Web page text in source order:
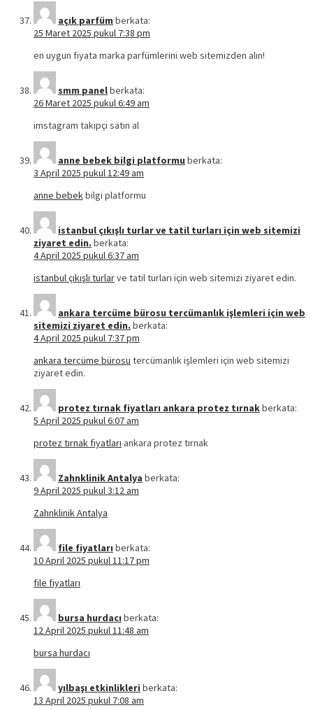
açık parfüm berkata:
25 Maret 2025 pukul 7:38 pm
en uygun fiyata marka parfümlerini web sitemizden alın!
smm panelberkata:
26 Maret 2025 pukul 6:49 am
imstagram takipçi satın al
anne bebek bilgi platformu berkata:
3 April 2025 pukul 12:49 am
anne bebekbilgi platformu
istanbul çıkışlı turlar ve tatil turları için web sitemizi
ziyaret edin. berkata:
4 April 2025 pukul 6:37 am
istanbul çıkışlı turlarve tatil turları için web sitemizi ziyaret edin.
ankara tercüme bürosu tercümanlık işlemleri için web
sitemizi ziyaret edin. berkata:
4 April 2025 pukul 7:37 pm
ankara tercüme bürosu tercümanlık işlemleri için web sitemizi
ziyaret edin.
protez tırnak fiyatları ankara protez tırnakberkata:
5 April 2025 pukul 6:07 am
protez tırnak fiyatları ankara protez tırnak
Zahnklinik Antalya berkata:
9 April 2025 pukul 3:12 am
Zahnklinik Antalya
file fiyatları berkata:
10 April 2025 pukul 11:17 pm
file fiyatları
bursa hurdacı berkata:
12 April 2025 pukul 11:48 am
bursa hurdacı
yılbaşı etkinlikleri berkata:
13 April 2025 pukul 7:08 am